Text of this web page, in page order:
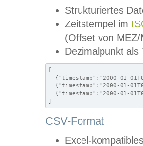
Strukturiertes
Zeitstempel im
(Offset von MEZ/
Dezimalpunkt als
[
{"timestamp":"2000-01-
{"timestamp":"2000-01-
{"timestamp":"2000-01-
]
CSV-Format
Excel-